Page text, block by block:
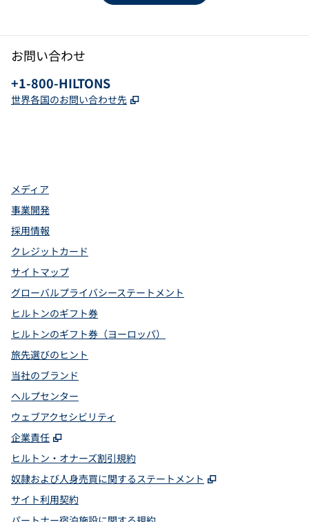
お問い合わせ
電話：
+1-800-HILTONS
世界各国のお問い合わせ先 ,
メディア
事業開発
採用情報
クレジットカード
サイトマップ
グローバルプライバシーステートメント
ヒルトンのギフト券
ヒルトンのギフト券（ヨーロッパ）
旅先選びのヒント
当社のブランド
ヘルプセンター
ウェブアクセシビリティ
企業責任
,
ヒルトン・オナーズ割引規約
奴隷および人身売買に関するステートメント
,
サイト利用契約